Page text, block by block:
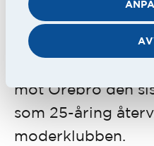
när HBK åkte ur
mot Örebro den
som 25-åring
moderklubben.